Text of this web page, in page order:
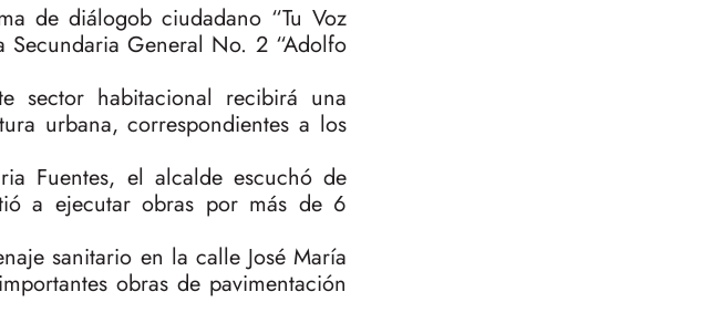
de diálogob ciudadano “Tu Voz
Secundaria General No. 2 “Adolfo
sector habitacional recibirá una
urbana, correspondientes a los
Fuentes, el alcalde escuchó de
a ejecutar obras por más de 6
sanitario en la calle José María
obras de pavimentación